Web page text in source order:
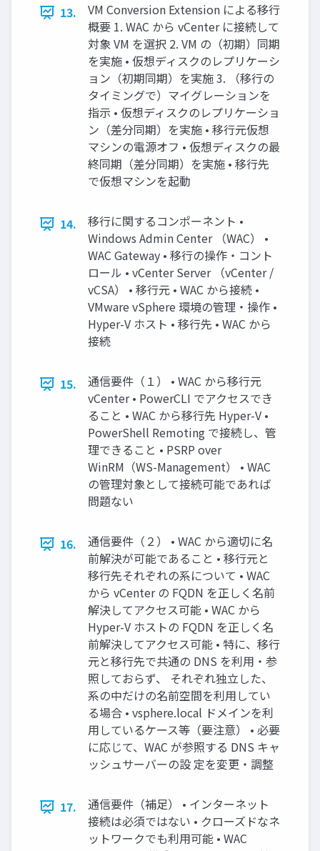
13.
VM Conversion Extension による移行
概要 1. WAC から vCenter に接続して
対象 VM を選択 2. VM の（初期）同期
を実施 • 仮想ディスクのレプリケーシ
ョン（初期同期）を実施 3. （移行の
タイミングで）マイグレーションを
指示 • 仮想ディスクのレプリケーショ
ン（差分同期）を実施 • 移行元仮想
マシンの電源オフ • 仮想ディスクの最
終同期（差分同期）を実施 • 移行先
で仮想マシンを起動
14.
移行に関するコンポーネント •
Windows Admin Center （WAC） •
WAC Gateway • 移行の操作・コント
ロール • vCenter Server （vCenter /
vCSA） • 移行元 • WAC から接続 •
VMware vSphere 環境の管理・操作 •
Hyper-V ホスト • 移行先 • WAC から
接続
15.
通信要件（１） • WAC から移行元
vCenter • PowerCLI でアクセスでき
ること • WAC から移行先 Hyper-V •
PowerShell Remoting で接続し、管
理できること • PSRP over
WinRM（WS-Management） • WAC
の管理対象として接続可能であれば
問題ない
16.
通信要件（２） • WAC から適切に名
前解決が可能であること • 移行元と
移行先それぞれの系について • WAC
から vCenter の FQDN を正しく名前
解決してアクセス可能 • WAC から
Hyper-V ホストの FQDN を正しく名
前解決してアクセス可能 • 特に、移行
元と移行先で共通の DNS を利用・参
照しておらず、 それぞれ独立した、
系の中だけの名前空間を利用してい
る場合 • vsphere.local ドメインを利
用しているケース等（要注意） • 必要
に応じて、WAC が参照する DNS キャ
ッシュサーバーの設 定を変更・調整
17.
通信要件（補足） • インターネット
接続は必須ではない • クローズドなネ
ットワークでも利用可能 • WAC